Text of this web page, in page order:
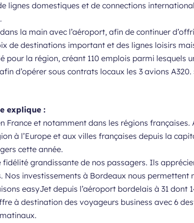
lignes domestiques et de connections
la main avec l’aéroport, afin de continuer
de destinations important et des lignes loisirs
pour la région, créant 110 emplois parmi lesquels
d’opérer sous contrats locaux les 3 avions A320.
explique :
France et notamment dans les régions françaises.
à l’Europe et aux villes françaises depuis la
cette année.
fidélité grandissante de nos passagers. Ils
investissements à Bordeaux nous permettent
easyJet depuis l’aéroport bordelais à 31 dont
à destination des voyageurs business avec 6